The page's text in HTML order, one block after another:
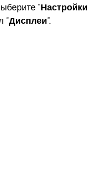
"Настройки
"Дисплеи".